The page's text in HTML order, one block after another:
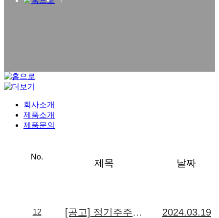
회사소개
제품소개
제품문의
No.
제목 날짜
12 [공고] 정기주주총회 소집공고 (2024.03.29) 2024.03.19